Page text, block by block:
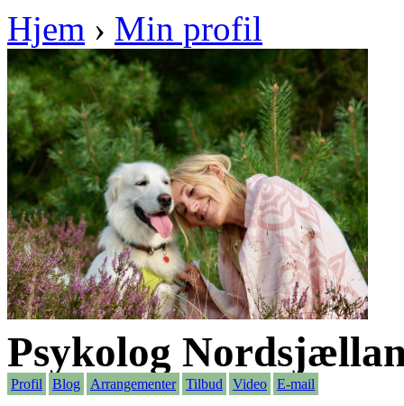
Hjem › Min profil
Psykolog
Profil Blog Arrangementer Tilbud Video E-mail